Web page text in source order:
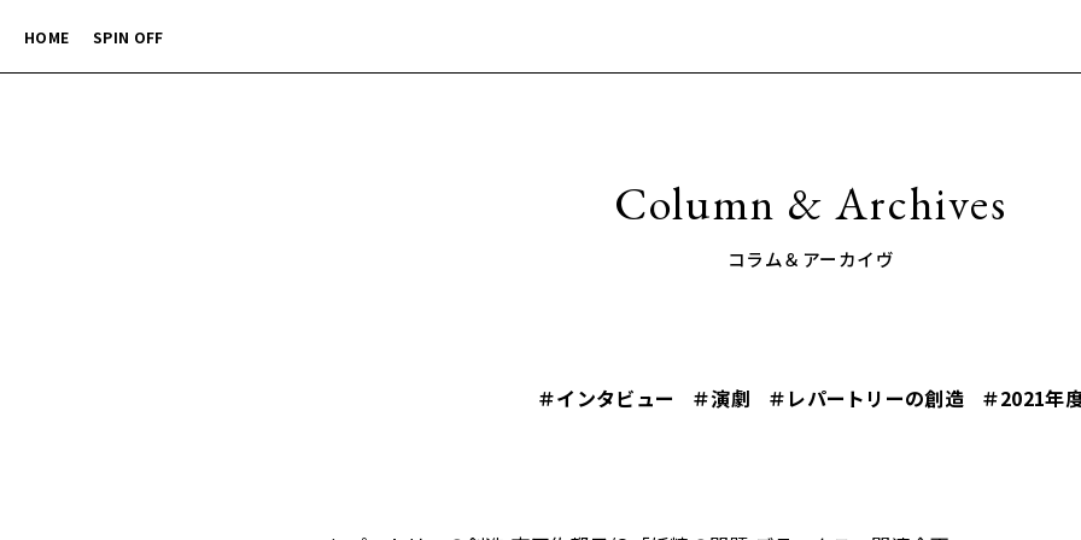
HOME SPIN OFF
Column & Archives
コラム＆アーカイヴ
＃インタビュー ＃演劇 ＃レパートリーの創造 ＃2021年